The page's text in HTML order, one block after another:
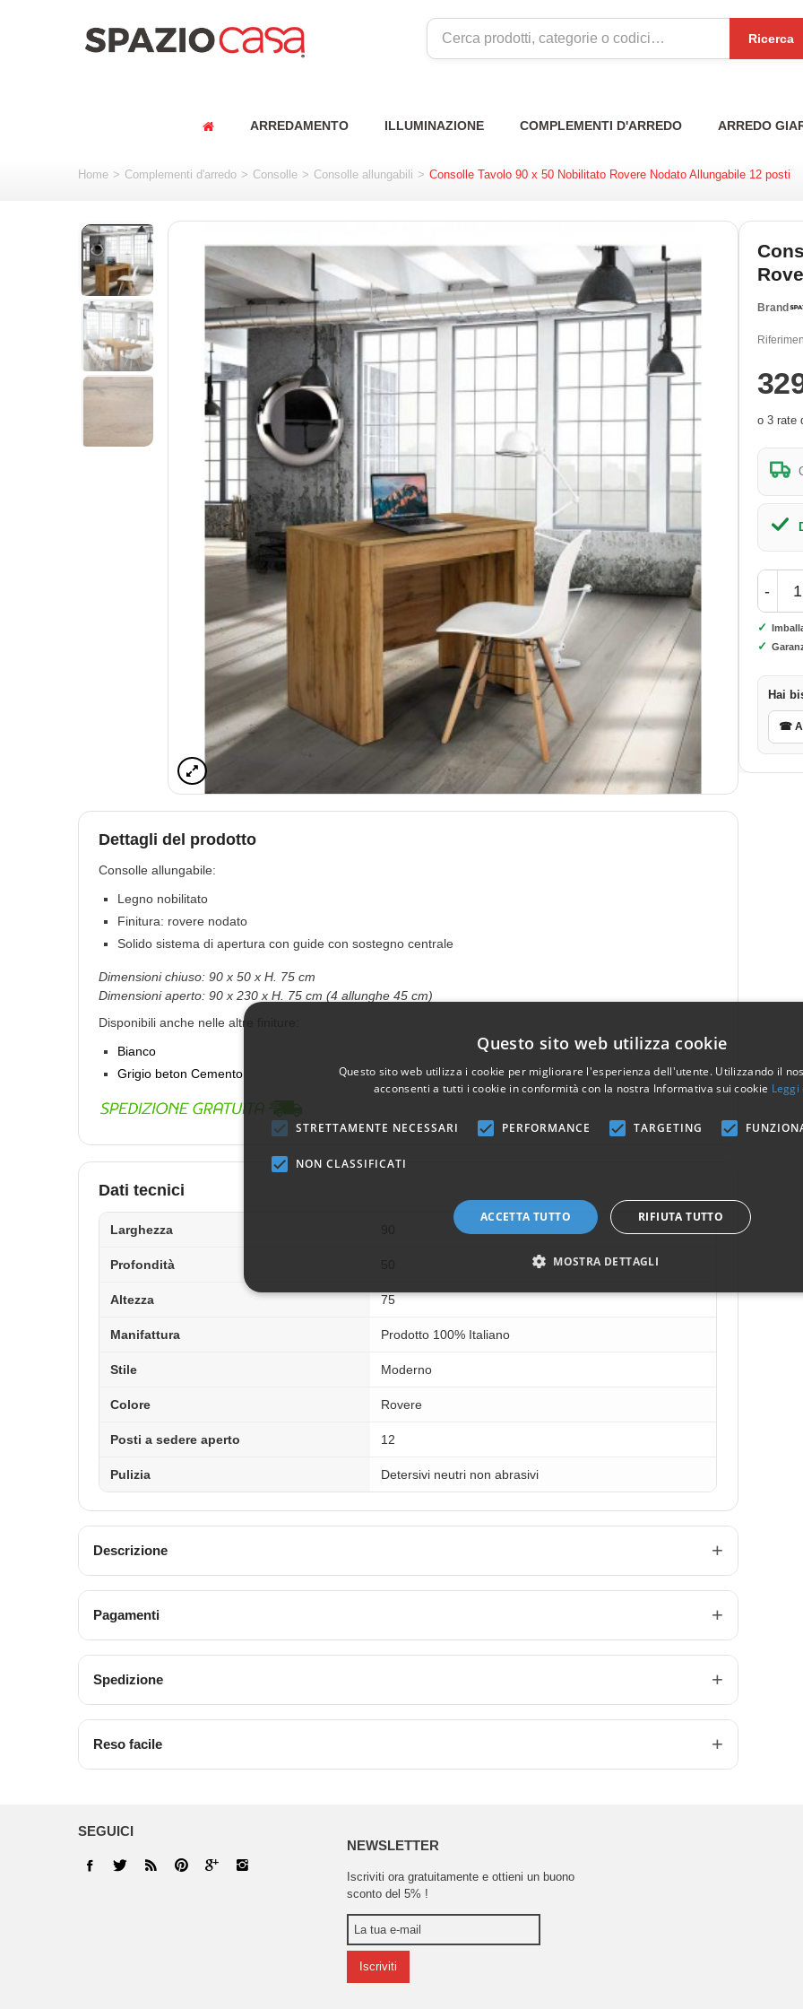
Ricerca
ARREDAMENTO ILLUMINAZIONE COMPLEMENTI D'ARREDO ARREDO
Home > Complementi d'arredo > Consolle > Consolle allungabili > Consolle Tavolo 90 x 50 Nobilitato Rovere Nodato Allungabile 12 posti
Dettagli del prodotto
Consolle allungabile:
Legno nobilitato
Finitura: rovere nodato
Solido sistema di apertura con guide con sostegno centrale
Dimensioni chiuso: 90 x 50 x H. 75 cm
Dimensioni aperto: 90 x 230 x H. 75 cm (4 allunghe 45 cm)
Disponibili anche nelle altre finiture:
Bianco
Grigio beton Cemento
Dati tecnici
Larghezza
Profondità
Altezza 75
Manifattura Prodotto 100% Italiano
Stile Moderno
Colore Rovere
Posti a sedere aperto 12
Pulizia Detersivi neutri non abrasivi
Descrizione
Pagamenti
Spedizione
Reso facile
Brand
-
✓
✓
Hai
☎
SEGUICI
NEWSLETTER
Iscriviti ora gratuitamente e ottieni un buono
sconto del 5% !
Iscriviti
Questo sito web utilizza cookie
Questo sito web utilizza i cookie per migliorare l'esperienza dell'utente. Utilizzando il
acconsenti a tutti i cookie in conformità con la nostra Informativa sui cookie
STRETTAMENTE NECESSARI PERFORMANCE TARGETING
NON CLASSIFICATI
ACCETTA TUTTO RIFIUTA TUTTO
MOSTRA DETTAGLI